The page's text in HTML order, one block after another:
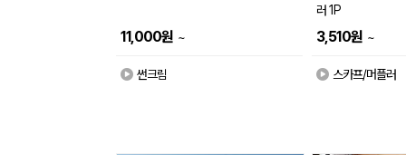
11,000원 ~
썬크림
러 1P
3,510원 ~
스카프/머플러